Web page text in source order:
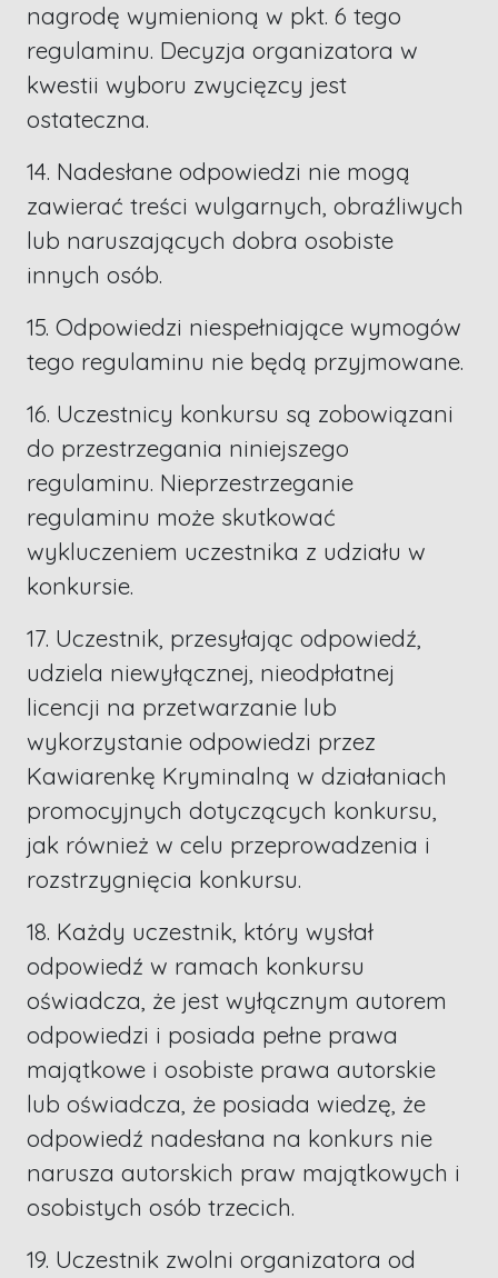
nagrodę wymienioną w pkt. 6 tego
regulaminu. Decyzja organizatora w
kwestii wyboru zwycięzcy jest
ostateczna.
14. Nadesłane odpowiedzi nie mogą
zawierać treści wulgarnych, obraźliwych
lub naruszających dobra osobiste
innych osób.
15. Odpowiedzi niespełniające wymogów
tego regulaminu nie będą przyjmowane.
16. Uczestnicy konkursu są zobowiązani
do przestrzegania niniejszego
regulaminu. Nieprzestrzeganie
regulaminu może skutkować
wykluczeniem uczestnika z udziału w
konkursie.
17. Uczestnik, przesyłając odpowiedź,
udziela niewyłącznej, nieodpłatnej
licencji na przetwarzanie lub
wykorzystanie odpowiedzi przez
Kawiarenkę Kryminalną w działaniach
promocyjnych dotyczących konkursu,
jak również w celu przeprowadzenia i
rozstrzygnięcia konkursu.
18. Każdy uczestnik, który wysłał
odpowiedź w ramach konkursu
oświadcza, że jest wyłącznym autorem
odpowiedzi i posiada pełne prawa
majątkowe i osobiste prawa autorskie
lub oświadcza, że posiada wiedzę, że
odpowiedź nadesłana na konkurs nie
narusza autorskich praw majątkowych i
osobistych osób trzecich.
19. Uczestnik zwolni organizatora od